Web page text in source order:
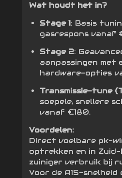
Wat houdt het in?
Stage 1: Basis
gasrespons vanaf
Stage 2:
aanpassingen met
hardware-opties
Transmissie-tune
soepele, snellere
vanaf €180.
Voordelen:
Direct voelbare pk-
optrekken en in Zuid-
zuiniger verbruik bij
Voor de A15-snelheid